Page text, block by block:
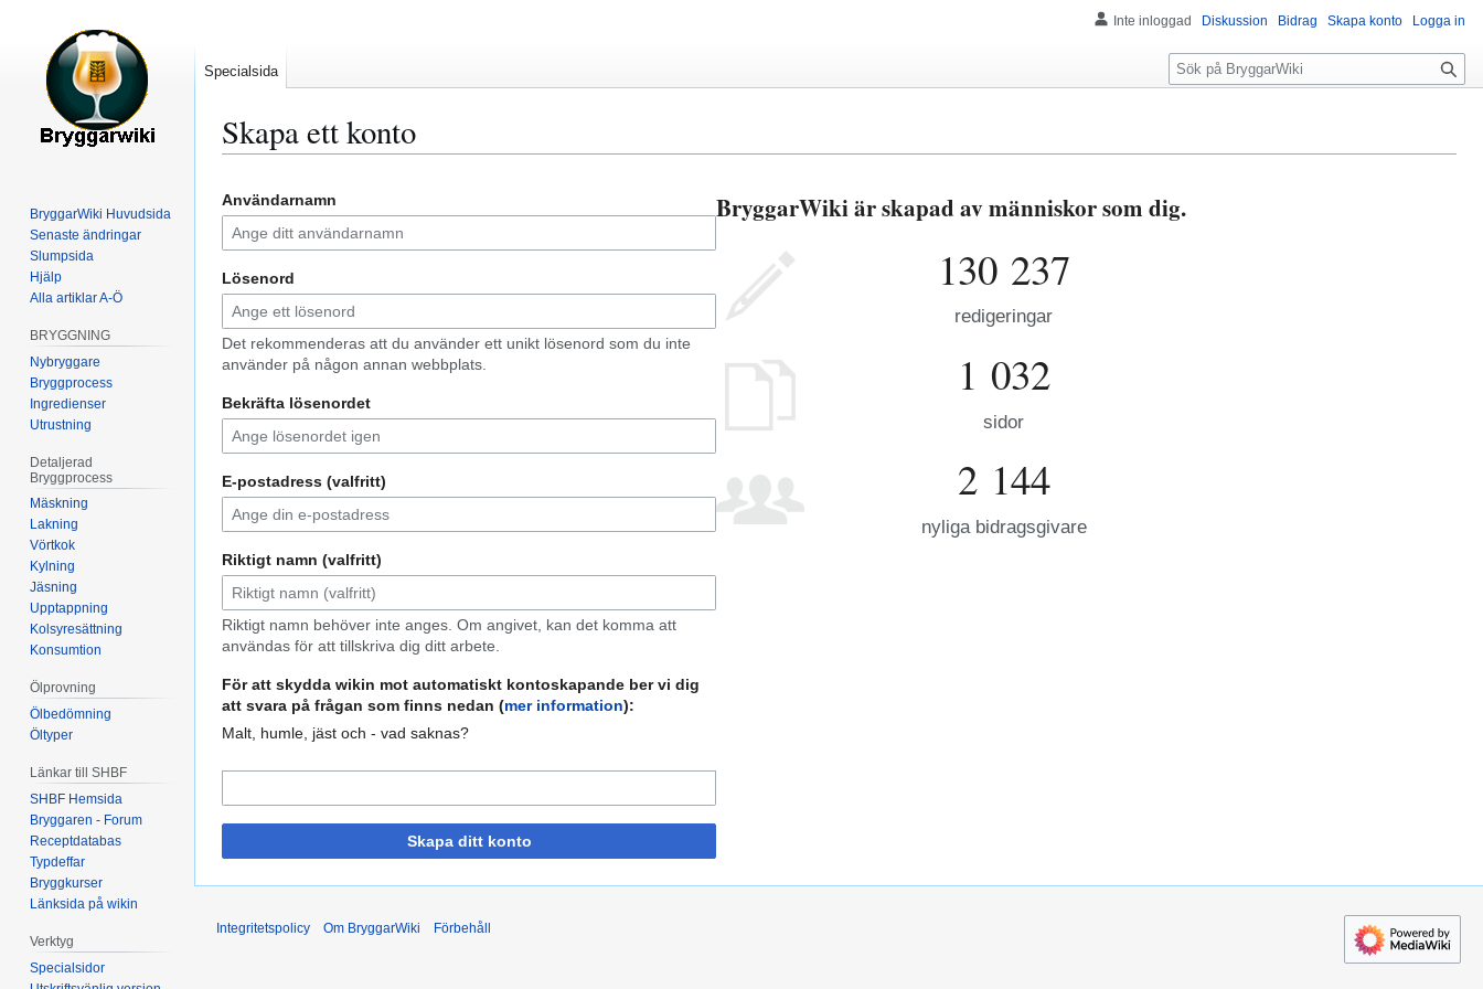
Skapa ett konto
till
navigering
till
sök
Användarnamn
Lösenord
Det rekommenderas att du använder ett unikt lösenord som du inte
använder på någon annan webbplats.
Bekräfta lösenordet
E-postadress (valfritt)
Riktigt namn (valfritt)
Riktigt namn behöver inte anges. Om angivet, kan det komma att
användas för att tillskriva dig ditt arbete.
För att skydda wikin mot automatiskt kontoskapande ber vi dig
att svara på frågan som finns nedan (mer information):
Malt, humle, jäst och - vad saknas?
Skapa ditt konto
BryggarWiki är skapad av människor som dig.
130 237
redigeringar
1 032
sidor
2 144
nyliga bidragsgivare
Inte inloggad Diskussion Bidrag Skapa konto Logga in
Specialsida
S
ö
BryggarWiki Huvudsida
Senaste ändringar
Slumpsida
Hjälp
Alla artiklar A-Ö
BRYGGNING
Nybryggare
Bryggprocess
Ingredienser
Utrustning
Detaljerad
Bryggprocess
Mäskning
Lakning
Vörtkok
Kylning
Jäsning
Upptappning
Kolsyresättning
Konsumtion
Ölprovning
Ölbedömning
Öltyper
Länkar till SHBF
SHBF Hemsida
Bryggaren - Forum
Receptdatabas
Typdeffar
Bryggkurser
Länksida på wikin
Verktyg
Specialsidor
Integritetspolicy Om BryggarWiki Förbehåll